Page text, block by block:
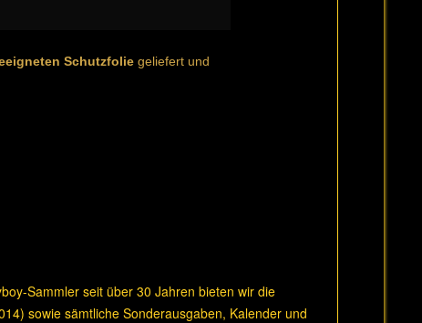
Schutzfolie geliefert und
Sammler seit über 30 Jahren bieten wir die
sowie sämtliche Sonderausgaben, Kalender und